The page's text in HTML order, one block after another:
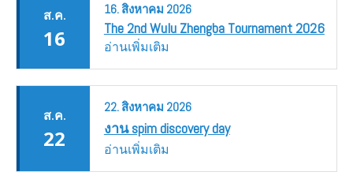
ส.ค.
16
16.สิงหาคม 2026
The 2nd Wulu Zhengba Tournament 2026
อ่านเพิ่มเติม
ส.ค.
22
22.สิงหาคม 2026
งาน spim discovery day
อ่านเพิ่มเติม